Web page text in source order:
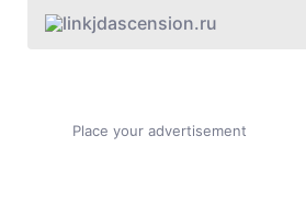
jdascension.ru
Place your advertisement